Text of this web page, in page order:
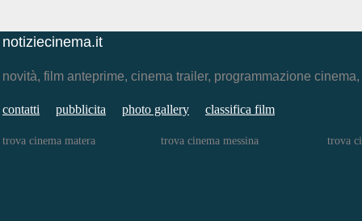
notiziecinema.it
novità, film anteprime, cinema trailer, programmazione
contatti pubblicita photo gallery classifica film
trova cinema matera trova cinema messina trova